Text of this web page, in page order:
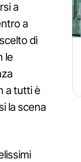
a
a
di
le
a tutti è
la scena